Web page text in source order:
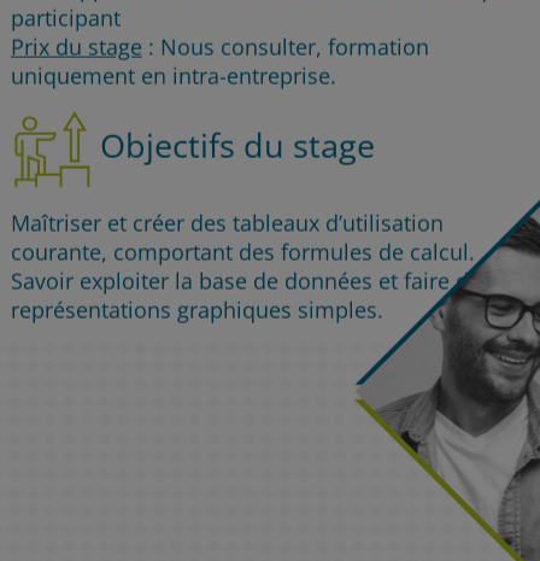
participant
Prix du stage : Nous consulter, formation
uniquement en intra-entreprise.
Objectifs du stage
Maîtriser et créer des tableaux d’utilisation
courante, comportant des formules de calcul.
Savoir exploiter la base de données et faire des
représentations graphiques simples.